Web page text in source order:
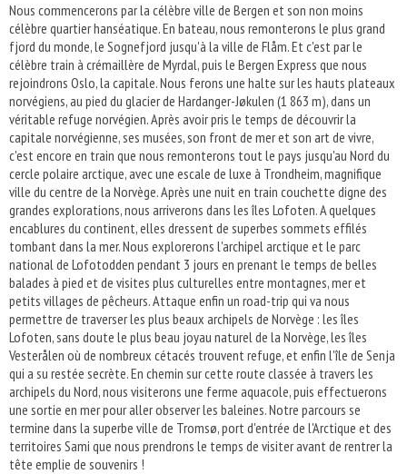
Nous commencerons par la célèbre ville de Bergen et son non moins
célèbre quartier hanséatique. En bateau, nous remonterons le plus grand
fjord du monde, le Sognefjord jusqu'à la ville de Flåm. Et c'est par le
célèbre train à crémaillère de Myrdal, puis le Bergen Express que nous
rejoindrons Oslo, la capitale. Nous ferons une halte sur les hauts plateaux
norvégiens, au pied du glacier de Hardanger-Jøkulen (1 863 m), dans un
véritable refuge norvégien. Après avoir pris le temps de découvrir la
capitale norvégienne, ses musées, son front de mer et son art de vivre,
c'est encore en train que nous remonterons tout le pays jusqu'au Nord du
cercle polaire arctique, avec une escale de luxe à Trondheim, magnifique
ville du centre de la Norvège. Après une nuit en train couchette digne des
grandes explorations, nous arriverons dans les îles Lofoten. A quelques
encablures du continent, elles dressent de superbes sommets effilés
tombant dans la mer. Nous explorerons l'archipel arctique et le parc
national de Lofotodden pendant 3 jours en prenant le temps de belles
balades à pied et de visites plus culturelles entre montagnes, mer et
petits villages de pêcheurs. Attaque enfin un road-trip qui va nous
permettre de traverser les plus beaux archipels de Norvège : les îles
Lofoten, sans doute le plus beau joyau naturel de la Norvège, les îles
Vesterålen où de nombreux cétacés trouvent refuge, et enfin l'île de Senja
qui a su restée secrète. En chemin sur cette route classée à travers les
archipels du Nord, nous visiterons une ferme aquacole, puis effectuerons
une sortie en mer pour aller observer les baleines. Notre parcours se
termine dans la superbe ville de Tromsø, port d'entrée de l'Arctique et des
territoires Sami que nous prendrons le temps de visiter avant de rentrer la
tête emplie de souvenirs !